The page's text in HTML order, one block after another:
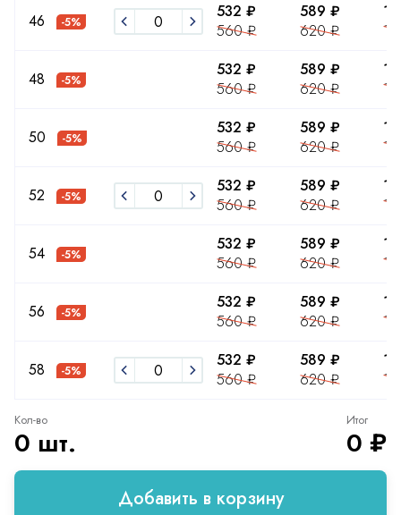
46 -5%
532 ₽
560 ₽
589 ₽
620 ₽
48 -5%
532 ₽
560 ₽
589 ₽
620 ₽
50 -5%
532 ₽
560 ₽
589 ₽
620 ₽
52 -5%
532 ₽
560 ₽
589 ₽
620 ₽
54 -5%
532 ₽
560 ₽
589 ₽
620 ₽
56 -5%
532 ₽
560 ₽
589 ₽
620 ₽
58 -5%
532 ₽
560 ₽
589 ₽
620 ₽
Кол-во
0 шт.
Итог
0 ₽
Добавить в корзину